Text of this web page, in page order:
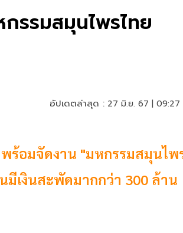
รรมสมุนไพรไทย
อัปเดตล่าสุด : 27 มิ.ย. 67 | 09:27
ร้อมจัดงาน "มหกรรมสมุนไพ
เงินสะพัดมากกว่า 300 ล้าน